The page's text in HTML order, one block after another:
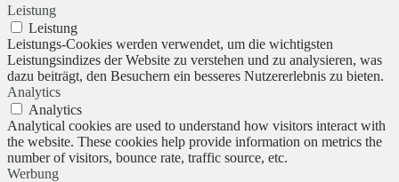
Leistung
Leistung
Leistungs-Cookies werden verwendet, um die wichtigsten
Leistungsindizes der Website zu verstehen und zu analysieren, was
dazu beiträgt, den Besuchern ein besseres Nutzererlebnis zu bieten.
Analytics
Analytics
Analytical cookies are used to understand how visitors interact with
the website. These cookies help provide information on metrics the
number of visitors, bounce rate, traffic source, etc.
Werbung